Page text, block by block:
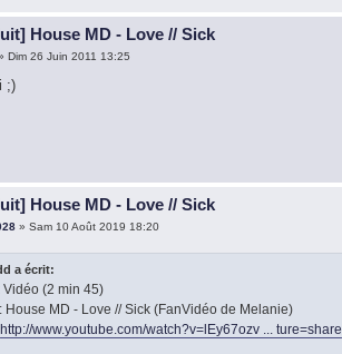
House MD - Love // Sick
Dim 26 Juin 2011 13:25
;)
House MD - Love // Sick
» Sam 10 Août 2019 18:20
a écrit:
Vidéo (2 min 45)
: House MD - Love // Sick (FanVidéo de Melanie)
http://www.youtube.com/watch?v=lEy67ozv ... ture=share